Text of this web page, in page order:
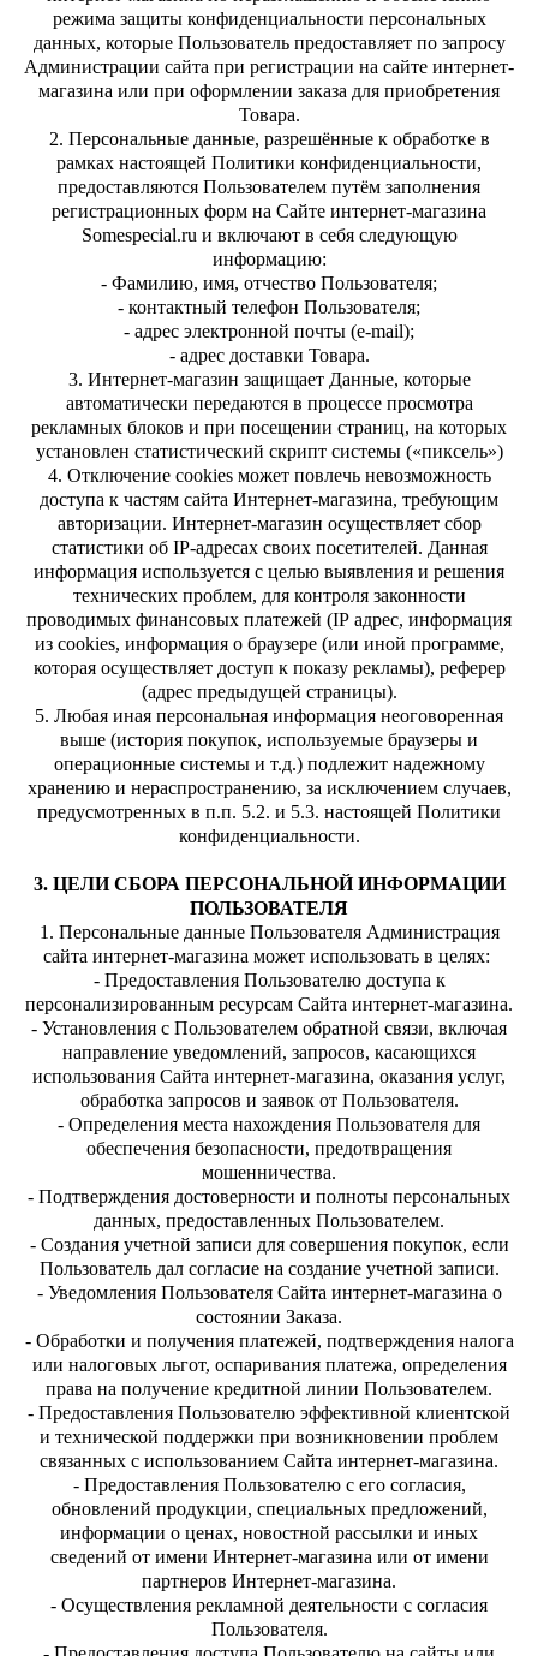
режима защиты конфиденциальности персональных
данных, которые Пользователь предоставляет по запросу
Администрации сайта при регистрации на сайте интернет-
магазина или при оформлении заказа для приобретения
Товара.
2. Персональные данные, разрешённые к обработке в
рамках настоящей Политики конфиденциальности,
предоставляются Пользователем путём заполнения
регистрационных форм на Сайте интернет-магазина
Somespecial.ru и включают в себя следующую
информацию:
- Фамилию, имя, отчество Пользователя;
- контактный телефон Пользователя;
- адрес электронной почты (e-mail);
- адрес доставки Товара.
3. Интернет-магазин защищает Данные, которые
автоматически передаются в процессе просмотра
рекламных блоков и при посещении страниц, на которых
установлен статистический скрипт системы («пиксель»)
4. Отключение cookies может повлечь невозможность
доступа к частям сайта Интернет-магазина, требующим
авторизации. Интернет-магазин осуществляет сбор
статистики об IP-адресах своих посетителей. Данная
информация используется с целью выявления и решения
технических проблем, для контроля законности
проводимых финансовых платежей (IP адрес, информация
из cookies, информация о браузере (или иной программе,
которая осуществляет доступ к показу рекламы), реферер
(адрес предыдущей страницы).
5. Любая иная персональная информация неоговоренная
выше (история покупок, используемые браузеры и
операционные системы и т.д.) подлежит надежному
хранению и нераспространению, за исключением случаев,
предусмотренных в п.п. 5.2. и 5.3. настоящей Политики
конфиденциальности.
3. ЦЕЛИ СБОРА ПЕРСОНАЛЬНОЙ ИНФОРМАЦИИ
ПОЛЬЗОВАТЕЛЯ
1. Персональные данные Пользователя Администрация
сайта интернет-магазина может использовать в целях:
- Предоставления Пользователю доступа к
персонализированным ресурсам Сайта интернет-магазина.
- Установления с Пользователем обратной связи, включая
направление уведомлений, запросов, касающихся
использования Сайта интернет-магазина, оказания услуг,
обработка запросов и заявок от Пользователя.
- Определения места нахождения Пользователя для
обеспечения безопасности, предотвращения
мошенничества.
- Подтверждения достоверности и полноты персональных
данных, предоставленных Пользователем.
- Создания учетной записи для совершения покупок, если
Пользователь дал согласие на создание учетной записи.
- Уведомления Пользователя Сайта интернет-магазина о
состоянии Заказа.
- Обработки и получения платежей, подтверждения налога
или налоговых льгот, оспаривания платежа, определения
права на получение кредитной линии Пользователем.
- Предоставления Пользователю эффективной клиентской
и технической поддержки при возникновении проблем
связанных с использованием Сайта интернет-магазина.
- Предоставления Пользователю с его согласия,
обновлений продукции, специальных предложений,
информации о ценах, новостной рассылки и иных
сведений от имени Интернет-магазина или от имени
партнеров Интернет-магазина.
- Осуществления рекламной деятельности с согласия
Пользователя.